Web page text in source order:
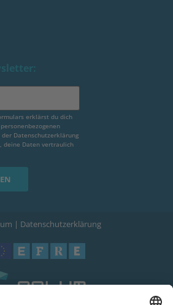
erklärst du dich
der Datenschutzerklärung
deine Daten vertraulich
| Datenschutzerklärung